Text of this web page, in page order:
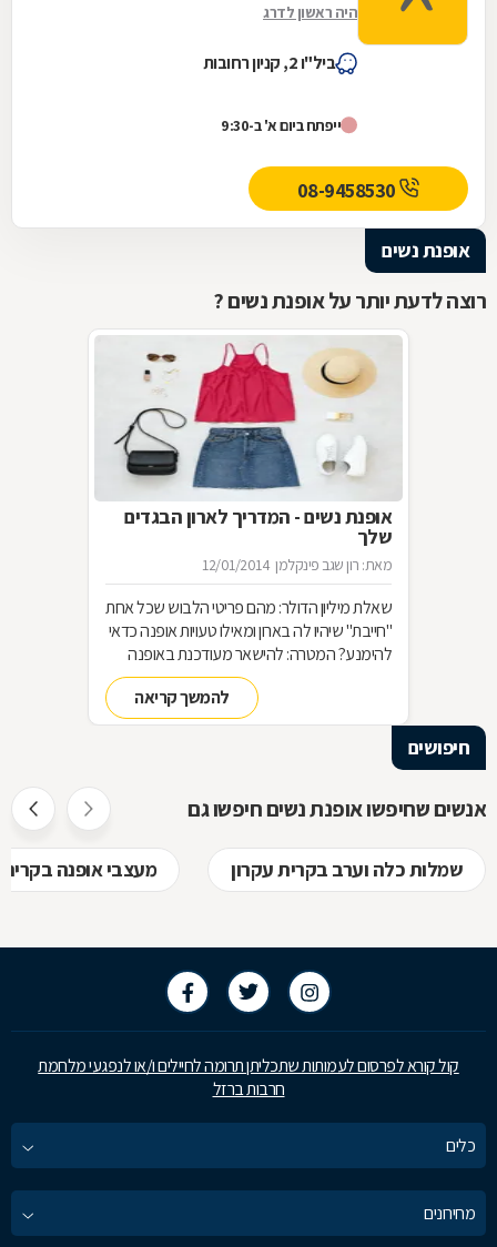
היה ראשון לדרג
ביל"ו 2, קניון רחובות
ייפתח ביום א' ב-9:30
08-9458530
אופנת נשים
רוצה לדעת יותר על אופנת נשים ?
אופנת נשים - המדריך לארון הבגדים
שלך
מאת: רון שגב פינקלמן 12/01/2014
שאלת מיליון הדולר: מהם פריטי הלבוש שכל אחת
"חייבת" שיהיו לה בארון ומאילו טעויות אופנה כדאי
להימנע? המטרה: להישאר מעודכנת באופנה
מבלי להחליף מלתחה שלמה כל עונה האמצעי:
להמשך קריאה
חיפושים
אנשים שחיפשו אופנת נשים חיפשו גם
שמלות כלה וערב בקרית עקרון מעצבי אופנה בקרית
קול קורא לפרסום לעמותות שתכליתן תרומה לחיילים ו/או לנפגעי מלחמת
חרבות ברזל
כלים
מחירונים